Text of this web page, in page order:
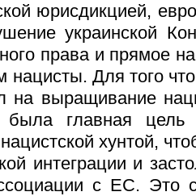
юрисдикцией,
украинской
права и прямое
нацисты. Для того
выращивание
главная цель
хунтой,
интеграции и
с ЕС. Это